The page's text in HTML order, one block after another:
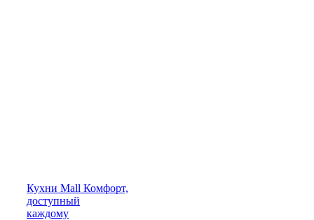
Кухни Mall Комфорт,
доступный
каждому